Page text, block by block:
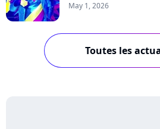
May 1, 2026
Toutes les